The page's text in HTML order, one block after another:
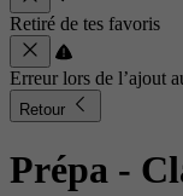
Retiré de tes favoris
Erreur lors de l’ajout
Retour
Prépa -